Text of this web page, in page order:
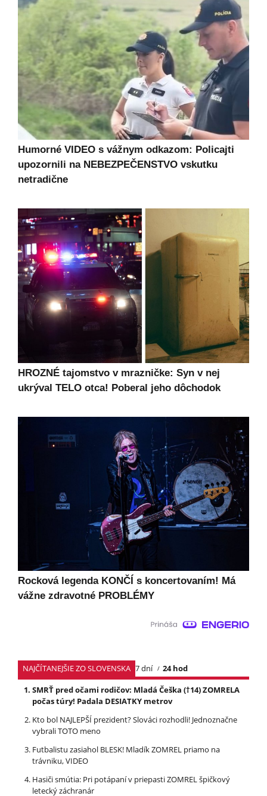
Humorné VIDEO s vážnym odkazom: Policajti
upozornili na NEBEZPEČENSTVO vskutku
netradične
HROZNÉ tajomstvo v mrazničke: Syn v nej
ukrýval TELO otca! Poberal jeho dôchodok
Rocková legenda KONČÍ s koncertovaním! Má
vážne zdravotné PROBLÉMY
NAJČÍTANEJŠIE ZO SLOVENSKA 7 dní
24 hod
SMRŤ pred očami rodičov: Mladá Češka (†14) ZOMRELA
počas túry! Padala DESIATKY metrov
Kto bol NAJLEPŠÍ prezident? Slováci rozhodli! Jednoznačne
vybrali TOTO meno
Futbalistu zasiahol BLESK! Mladík ZOMREL priamo na
trávniku, VIDEO
Hasiči smútia: Pri potápaní v priepasti ZOMREL špičkový
letecký záchranár